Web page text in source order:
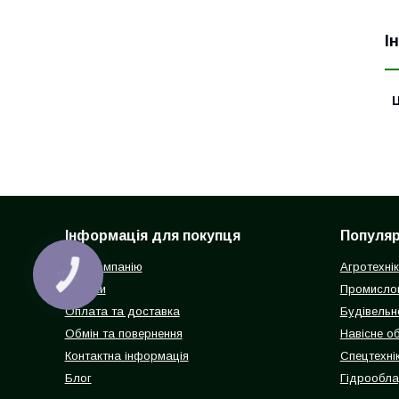
Інформація для покупця
Про компанію
Відгуки
Оплата та доставка
Обмін та повернення
Контактна інформація
Блог
Навісне
КНОПКА
ЗВ'ЯЗКУ